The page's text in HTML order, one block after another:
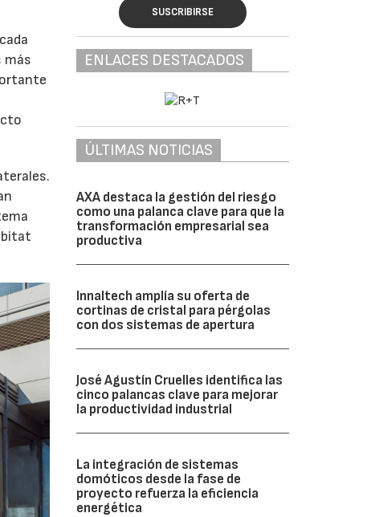
más
SUSCRIBIRSE
ENLACES DESTACADOS
ÚLTIMAS NOTICIAS
AXA destaca la gestión del riesgo
como una palanca clave para que la
transformación empresarial sea
productiva
Innaltech amplía su oferta de
cortinas de cristal para pérgolas
con dos sistemas de apertura
José Agustín Cruelles identifica las
cinco palancas clave para mejorar
la productividad industrial
La integración de sistemas
domóticos desde la fase de
proyecto refuerza la eficiencia
energética